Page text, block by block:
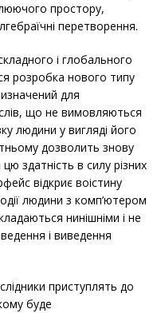
простору,
перетворення.
і глобального
розробка нового типу
для
що не вимовляються
людини у вигляді його
дозволить знову
здатність в силу різних
відкриє воістину
людини з комп’ютером
нинішніми і не
і виведення
приступлять до
буде